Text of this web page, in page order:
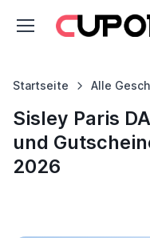
Startseite Alle
Sisley Paris
und
2026